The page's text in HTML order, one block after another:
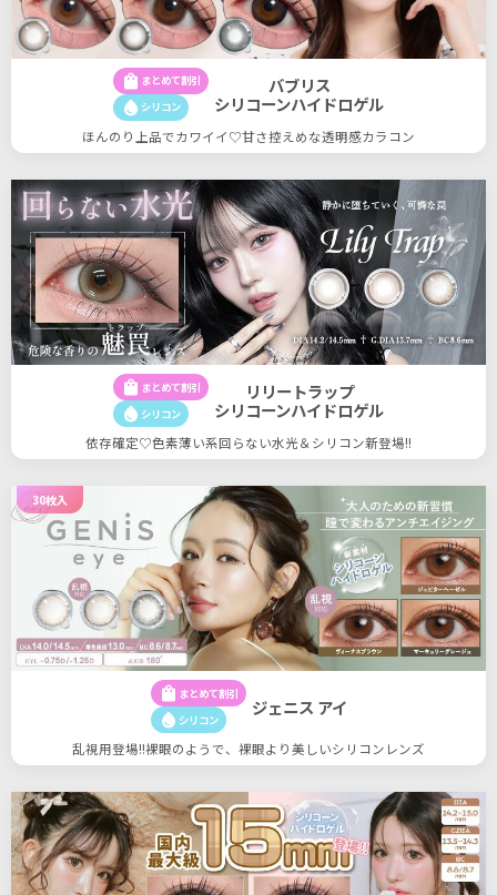
shopping_bag まとめて割引
water_drop シリコン
バブリス
シリコーンハイドロゲル
ほんのり上品でカワイイ♡甘さ控えめな透明感カラコン
shopping_bag まとめて割引
water_drop シリコン
リリートラップ
シリコーンハイドロゲル
依存確定♡色素薄い系回らない水光＆シリコン新登場!!
30枚入
shopping_bag まとめて割引
water_drop シリコン
ジェニス アイ
乱視用登場!!裸眼のようで、裸眼より美しいシリコンレンズ